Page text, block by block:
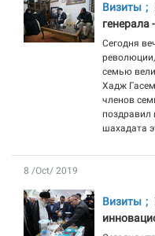
Визиты
генерала
Сегодня
семью
Хадж
членов
поздравил
шахадата
8 /Oct/ 2019
Визиты